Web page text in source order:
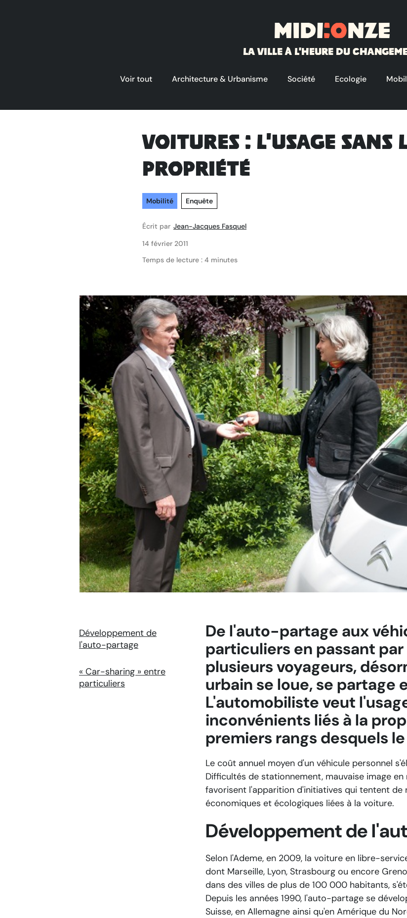
Midi:onze
La ville à l'heure du
Voir tout Architecture & Urbanisme Société Ecologie
Voitures : l'usage sans
propriété
Mobilité Enquête
Écrit par Jean-Jacques Fasquel
14 février 2011
Temps de lecture : 4 minutes
Développement de
l'auto-partage
« Car-sharing » entre
particuliers
De l'auto-partage aux
particuliers en passant
plusieurs voyageurs,
urbain se loue, se partage
L'automobiliste veut
inconvénients liés à la
premiers rangs desquels
Le coût annuel moyen d'un véhicule personnel
Difficultés de stationnement, mauvaise image
favorisent l'apparition d'initiatives qui tentent de
économiques et écologiques liées à la voiture.
Développement de
Selon l'Ademe, en 2009, la voiture en libre-
dont Marseille, Lyon, Strasbourg ou encore
dans des villes de plus de 100 000 habitants,
Depuis les années 1990, l'auto-partage se
Suisse, en Allemagne ainsi qu'en Amérique du